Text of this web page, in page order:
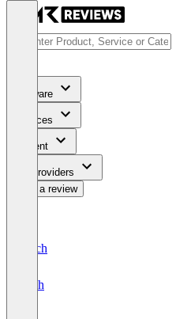
Software
Services
Content
For Providers
Write a review
Deutsch
English